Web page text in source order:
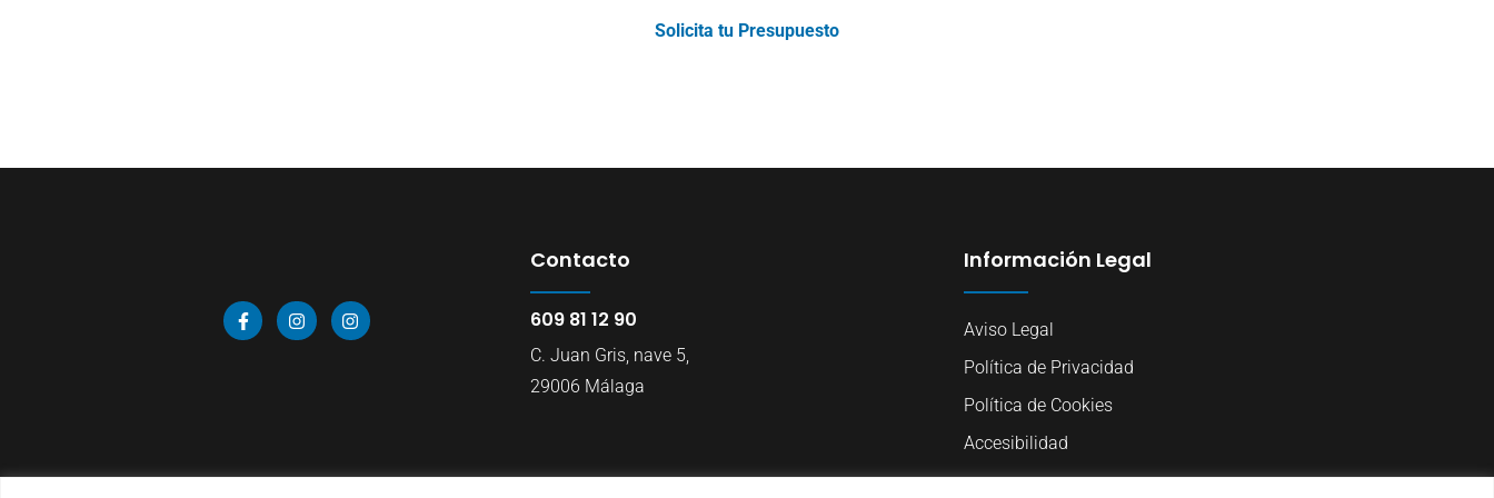
Solicita tu Presupuesto
Contacto
609 81 12 90
C. Juan Gris, nave 5,
29006 Málaga
Información Legal
Aviso Legal
Política de Privacidad
Política de Cookies
Accesibilidad